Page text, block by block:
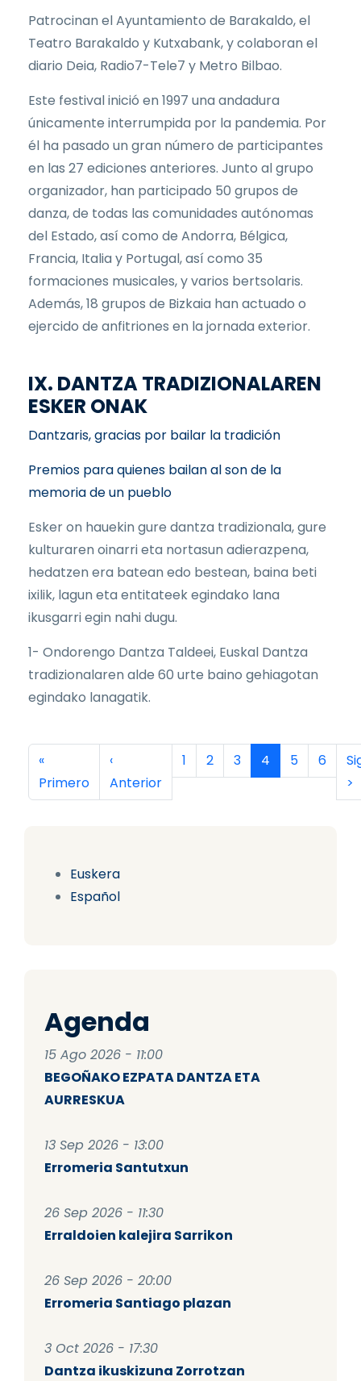
Euskera
Español
Agenda
15 Ago 2026 - 11:00
BEGOÑAKO EZPATA DANTZA ETA
AURRESKUA
13 Sep 2026 - 13:00
Erromeria Santutxun
26 Sep 2026 - 11:30
Erraldoien kalejira Sarrikon
26 Sep 2026 - 20:00
Erromeria Santiago plazan
3 Oct 2026 - 17:30
Dantza ikuskizuna Zorrotzan
Patrocinan el Ayuntamiento de Barakaldo, el
Teatro Barakaldo y Kutxabank, y colaboran el
diario Deia, Radio7-Tele7 y Metro Bilbao.
Este festival inició en 1997 una andadura
únicamente interrumpida por la pandemia. Por
él ha pasado un gran número de participantes
en las 27 ediciones anteriores. Junto al grupo
organizador, han participado 50 grupos de
danza, de todas las comunidades autónomas
del Estado, así como de Andorra, Bélgica,
Francia, Italia y Portugal, así como 35
formaciones musicales, y varios bertsolaris.
Además, 18 grupos de Bizkaia han actuado o
ejercido de anfitriones en la jornada exterior.
IX. DANTZA TRADIZIONALAREN
ESKER ONAK
Dantzaris, gracias por bailar la tradición
Premios para quienes bailan al son de la
memoria de un pueblo
Esker on hauekin gure dantza tradizionala, gure
kulturaren oinarri eta nortasun adierazpena,
hedatzen era batean edo bestean, baina beti
ixilik, lagun eta entitateek egindako lana
ikusgarri egin nahi dugu.
1- Ondorengo Dantza Taldeei, Euskal Dantza
tradizionalaren alde 60 urte baino gehiagotan
egindako lanagatik.
Paginación
Primera página
«
Primero
Página anterior
‹
Anterior
Página
1 Página
2 Página
3 Página actual
4 Página
5 Página
6
>